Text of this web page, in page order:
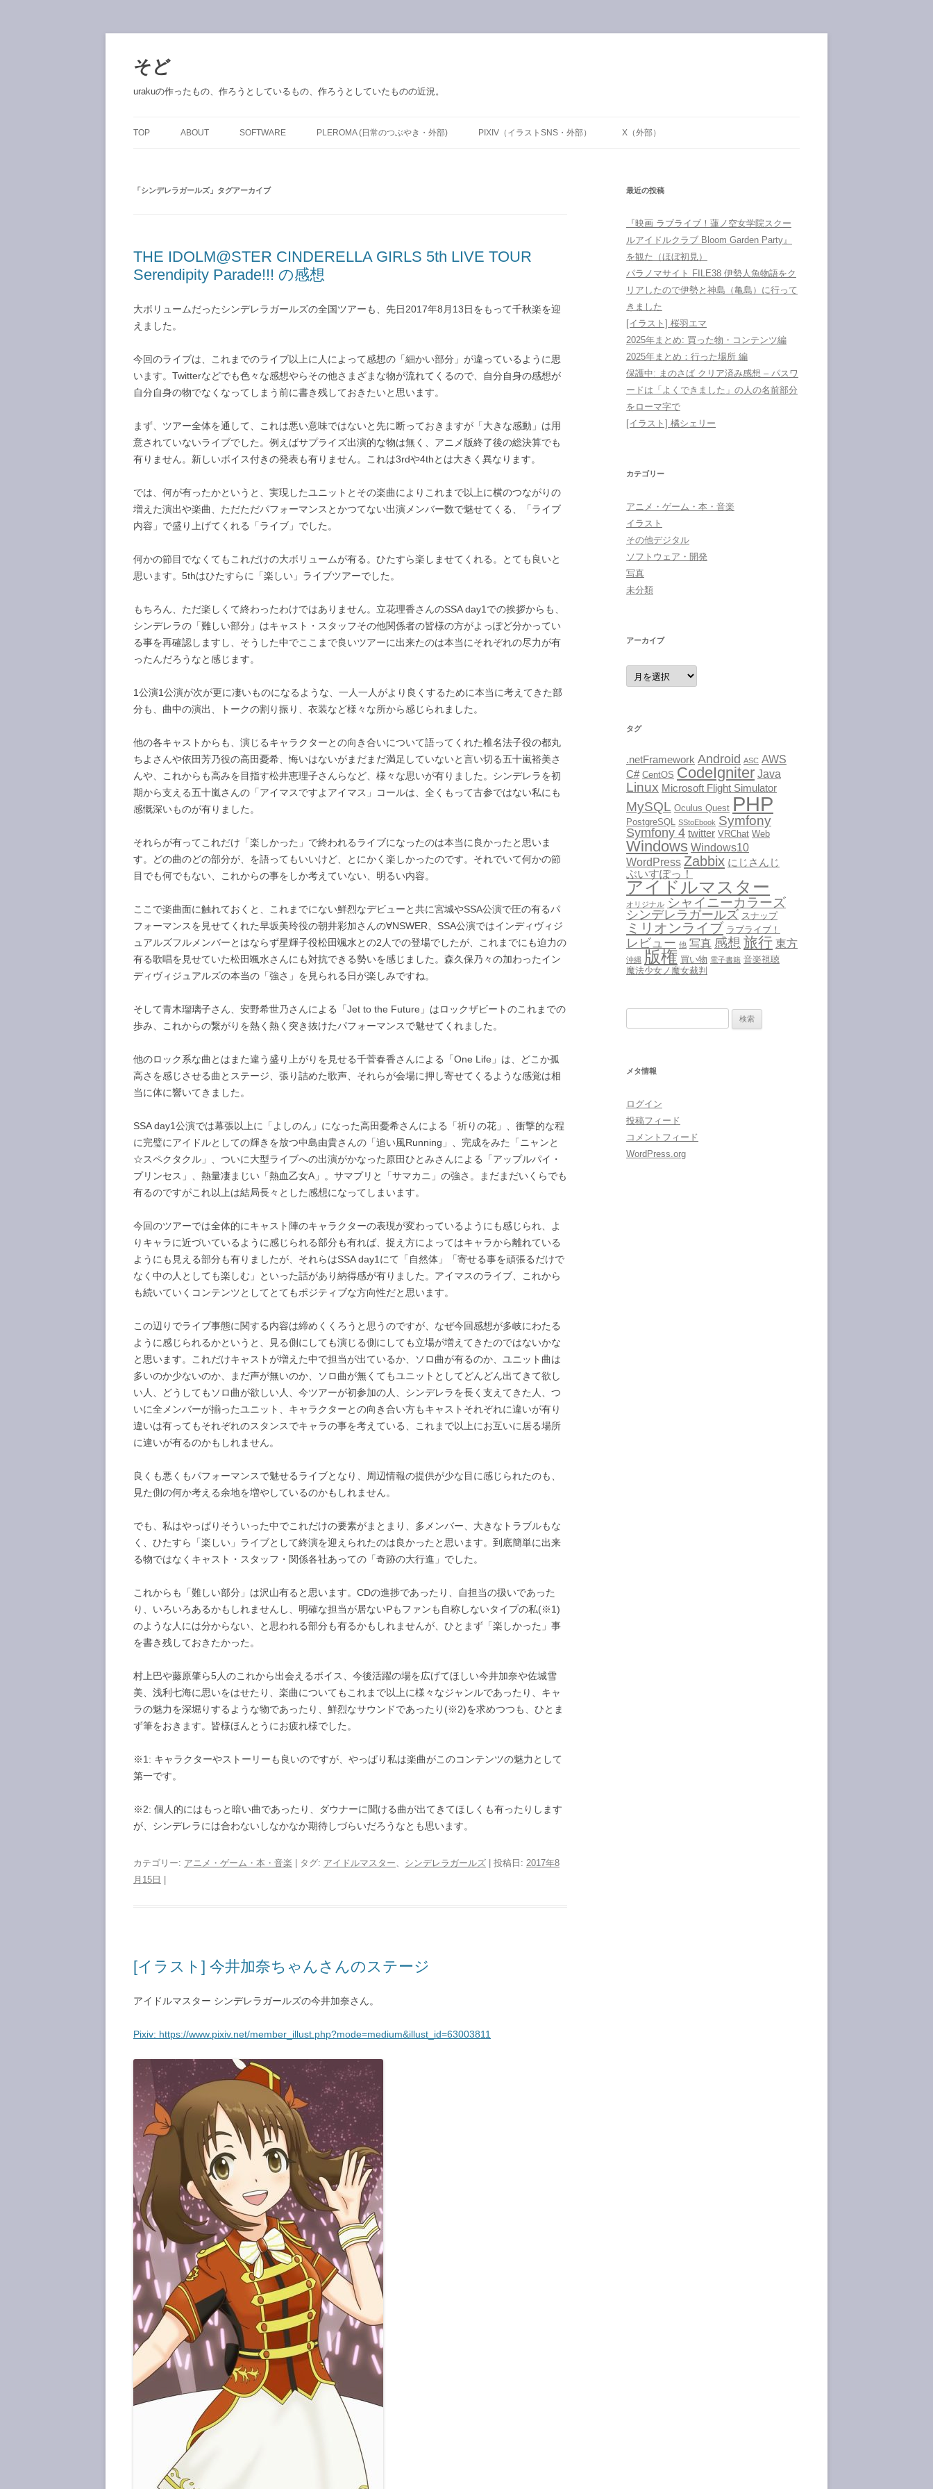
ン
ツ
ス
そど
urakuの作ったもの、作ろうとしているもの、作ろうとしていたものの近況。
TOP ABOUT SOFTWARE PLEROMA (日常のつぶやき・外部) PIXIV（イラストSNS・外部） X（外部）
「シンデレラガールズ」タグアーカイブ
THE IDOLM@STER CINDERELLA GIRLS 5th LIVE TOUR
Serendipity Parade!!! の感想
大ボリュームだったシンデレラガールズの全国ツアーも、先日2017年8月13日をもって千秋楽を迎
えました。
今回のライブは、これまでのライブ以上に人によって感想の「細かい部分」が違っているように思
います。Twitterなどでも色々な感想やらその他さまざまな物が流れてくるので、自分自身の感想が
自分自身の物でなくなってしまう前に書き残しておきたいと思います。
まず、ツアー全体を通して、これは悪い意味ではないと先に断っておきますが「大きな感動」は用
意されていないライブでした。例えばサプライズ出演的な物は無く、アニメ版終了後の総決算でも
有りません。新しいボイス付きの発表も有りません。これは3rdや4thとは大きく異なります。
では、何が有ったかというと、実現したユニットとその楽曲によりこれまで以上に横のつながりの
増えた演出や楽曲、ただただパフォーマンスとかつてない出演メンバー数で魅せてくる、「ライブ
内容」で盛り上げてくれる「ライブ」でした。
何かの節目でなくてもこれだけの大ボリュームが有る。ひたすら楽しませてくれる。とても良いと
思います。5thはひたすらに「楽しい」ライブツアーでした。
もちろん、ただ楽しくて終わったわけではありません。立花理香さんのSSA day1での挨拶からも、
シンデレラの「難しい部分」はキャスト・スタッフその他関係者の皆様の方がよっぽど分かってい
る事を再確認しますし、そうした中でここまで良いツアーに出来たのは本当にそれぞれの尽力が有
ったんだろうなと感じます。
1公演1公演が次が更に凄いものになるような、一人一人がより良くするために本当に考えてきた部
分も、曲中の演出、トークの割り振り、衣装など様々な所から感じられました。
他の各キャストからも、演じるキャラクターとの向き合いについて語ってくれた椎名法子役の都丸
ちよさんや依田芳乃役の高田憂希、悔いはないがまだまだ満足していないと言い切る五十嵐裕美さ
んや、これからも高みを目指す松井恵理子さんらなど、様々な思いが有りました。シンデレラを初
期から支える五十嵐さんの「アイマスですよアイマス」コールは、全くもって古参ではない私にも
感慨深いものが有りました。
それらが有ってこれだけ「楽しかった」で終われるライブになったのは本当に良かったと思いま
す。どの曲のどの部分が、を語ってもいいけど、とにかく楽しかったのです。それでいて何かの節
目でも何でもない、これからの事をしか考えていない、明るい内容。
ここで楽曲面に触れておくと、これまでにない鮮烈なデビューと共に宮城やSSA公演で圧の有るパ
フォーマンスを見せてくれた早坂美玲役の朝井彩加さんの∀NSWER、SSA公演ではインディヴィジ
ュアルズフルメンバーとはならず星輝子役松田颯水との2人での登場でしたが、これまでにも迫力の
有る歌唱を見せていた松田颯水さんにも対抗できる勢いを感じました。森久保乃々の加わったイン
ディヴィジュアルズの本当の「強さ」を見られる日が楽しみですね。
そして青木瑠璃子さん、安野希世乃さんによる「Jet to the Future」はロックザビートのこれまでの
歩み、これからの繋がりを熱く熱く突き抜けたパフォーマンスで魅せてくれました。
他のロック系な曲とはまた違う盛り上がりを見せる千菅春香さんによる「One Life」は、どこか孤
高さを感じさせる曲とステージ、張り詰めた歌声、それらが会場に押し寄せてくるような感覚は相
当に体に響いてきました。
SSA day1公演では幕張以上に「よしのん」になった高田憂希さんによる「祈りの花」、衝撃的な程
に完璧にアイドルとしての輝きを放つ中島由貴さんの「追い風Running」、完成をみた「ニャンと
☆スペクタクル」、ついに大型ライブへの出演がかなった原田ひとみさんによる「アップルパイ・
プリンセス」、熱量凄まじい「熱血乙女A」。サマプリと「サマカニ」の強さ。まだまだいくらでも
有るのですがこれ以上は結局長々とした感想になってしまいます。
今回のツアーでは全体的にキャスト陣のキャラクターの表現が変わっているようにも感じられ、よ
りキャラに近づいているように感じられる部分も有れば、捉え方によってはキャラから離れている
ようにも見える部分も有りましたが、それらはSSA day1にて「自然体」「寄せる事を頑張るだけで
なく中の人としても楽しむ」といった話があり納得感が有りました。アイマスのライブ、これから
も続いていくコンテンツとしてとてもポジティブな方向性だと思います。
この辺りでライブ事態に関する内容は締めくくろうと思うのですが、なぜ今回感想が多岐にわたる
ように感じられるかというと、見る側にしても演じる側にしても立場が増えてきたのではないかな
と思います。これだけキャストが増えた中で担当が出ているか、ソロ曲が有るのか、ユニット曲は
多いのか少ないのか、まだ声が無いのか、ソロ曲が無くてもユニットとしてどんどん出てきて欲し
い人、どうしてもソロ曲が欲しい人、今ツアーが初参加の人、シンデレラを長く支えてきた人、つ
いに全メンバーが揃ったユニット、キャラクターとの向き合い方もキャストそれぞれに違いが有り
違いは有ってもそれぞれのスタンスでキャラの事を考えている、これまで以上にお互いに居る場所
に違いが有るのかもしれません。
良くも悪くもパフォーマンスで魅せるライブとなり、周辺情報の提供が少な目に感じられたのも、
見た側の何か考える余地を増やしているのかもしれません。
でも、私はやっぱりそういった中でこれだけの要素がまとまり、多メンバー、大きなトラブルもな
く、ひたすら「楽しい」ライブとして終演を迎えられたのは良かったと思います。到底簡単に出来
る物ではなくキャスト・スタッフ・関係各社あっての「奇跡の大行進」でした。
これからも「難しい部分」は沢山有ると思います。CDの進捗であったり、自担当の扱いであった
り、いろいろあるかもしれませんし、明確な担当が居ないPもファンも自称しないタイプの私(※1)
のような人には分からない、と思われる部分も有るかもしれませんが、ひとまず「楽しかった」事
を書き残しておきたかった。
村上巴や藤原肇ら5人のこれから出会えるボイス、今後活躍の場を広げてほしい今井加奈や佐城雪
美、浅利七海に思いをはせたり、楽曲についてもこれまで以上に様々なジャンルであったり、キャ
ラの魅力を深堀りするような物であったり、鮮烈なサウンドであったり(※2)を求めつつも、ひとま
ず筆をおきます。皆様ほんとうにお疲れ様でした。
※1: キャラクターやストーリーも良いのですが、やっぱり私は楽曲がこのコンテンツの魅力として
第一です。
※2: 個人的にはもっと暗い曲であったり、ダウナーに聞ける曲が出てきてほしくも有ったりします
が、シンデレラには合わないしなかなか期待しづらいだろうなとも思います。
カテゴリー: アニメ・ゲーム・本・音楽 | タグ: アイドルマスター、 シンデレラガールズ | 投稿日: 2017年8
月15日
[イラスト] 今井加奈ちゃんさんのステージ
アイドルマスター シンデレラガールズの今井加奈さん。
Pixiv: https://www.pixiv.net/member_illust.php?mode=medium&illust_id=63003811
最近の投稿
『映画 ラブライブ！蓮ノ空女学院スクー
ルアイドルクラブ Bloom Garden Party』
を観た（ほぼ初見）
パラノマサイト FILE38 伊勢人魚物語をク
リアしたので伊勢と神島（亀島）に行って
きました
[イラスト] 桜羽エマ
2025年まとめ: 買った物・コンテンツ編
2025年まとめ：行った場所 編
保護中: まのさば クリア済み感想 – パスワ
ードは「よくできました」の人の名前部分
をローマ字で
[イラスト] 橘シェリー
カテゴリー
アニメ・ゲーム・本・音楽
イラスト
その他デジタル
ソフトウェア・開発
写真
未分類
アーカイブ
ア
ー
カ
タグ
.netFramework Android ASC AWS
C# CentOS CodeIgniter Java
Linux Microsoft Flight Simulator
MySQL Oculus Quest PHP
PostgreSQL SStoEbook Symfony
Symfony 4 twitter VRChat Web
Windows Windows10
WordPress Zabbix にじさんじ
ぶいすぽっ！
アイドルマスター
オリジナル シャイニーカラーズ
シンデレラガールズ スナップ
ミリオンライブ ラブライブ！
レビュー 他 写真 感想 旅行 東方
沖縄 版権 買い物 電子書籍 音楽視聴
魔法少女ノ魔女裁判
メタ情報
ログイン
投稿フィード
コメントフィード
WordPress.org